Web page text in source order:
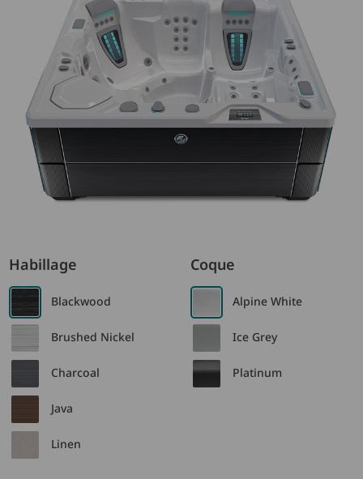
Habillage
Blackwood
Brushed Nickel
Charcoal
Java
Linen
Coque
Alpine White
Ice Grey
Platinum